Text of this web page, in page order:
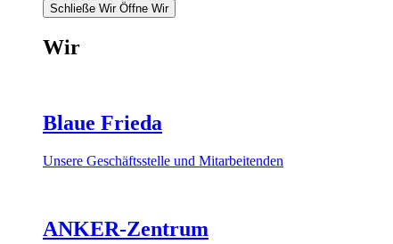
Schließe Wir Öffne Wir
Wir
Blaue Frieda
Unsere Geschäftsstelle und Mitarbeitenden
ANKER-Zentrum